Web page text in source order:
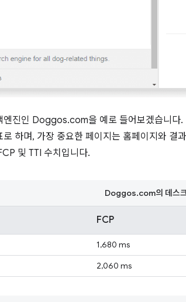
엔진인 Doggos.com을 예로 들어보겠습니
하며, 가장 중요한 페이지는 홈페이지와 결
및 TTI 수치입니다.
FCP
1,680 ms
2,060 ms
Doggos.com의 데스